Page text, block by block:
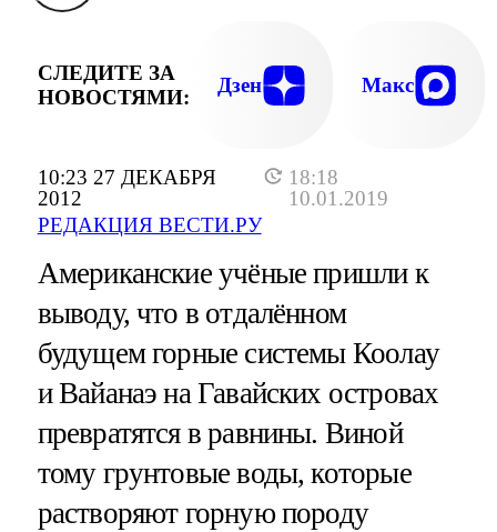
10:23 27 ДЕКАБРЯ
2012
18:18
10.01.2019
РЕДАКЦИЯ ВЕСТИ.РУ
СЛЕДИТЕ ЗА
НОВОСТЯМИ:
Дзен Макс
Американские учёные пришли к
выводу, что в отдалённом
будущем горные системы Коолау
и Вайанаэ на Гавайских островах
превратятся в равнины. Виной
тому грунтовые воды, которые
растворяют горную породу